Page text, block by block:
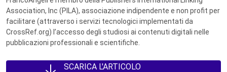
Association, Inc (PILA), associazione indipendente e non profit per
facilitare (attraverso i servizi tecnologici implementati da
CrossRef.org) l’accesso degli studiosi ai contenuti digitali nelle
pubblicazioni professionali e scientifiche.
SCARICA L'ARTICOLO